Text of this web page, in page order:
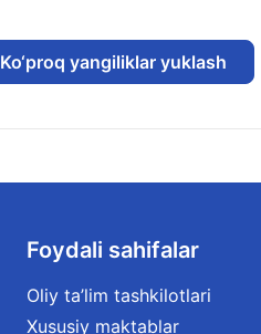
Ko‘proq yangiliklar yuklash
Foydali sahifalar
Oliy ta’lim tashkilotlari
Xususiy maktablar